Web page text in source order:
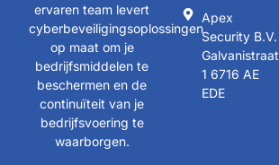
ervaren team levert
cyberbeveiligingsoplossingen
op maat om je
bedrijfsmiddelen te
beschermen en de
continuïteit van je
bedrijfsvoering te
waarborgen.
Apex
Security B.V.
Galvanistraat
1 6716 AE
EDE